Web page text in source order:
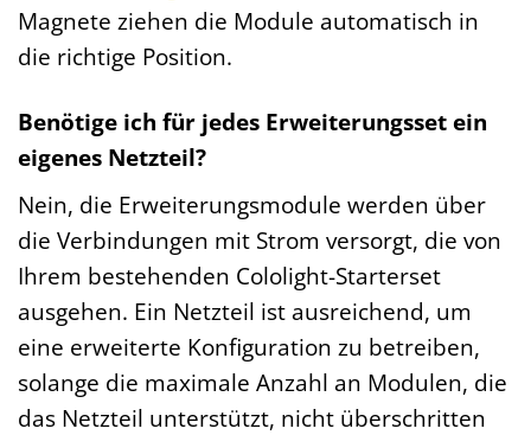
Magnete ziehen die Module automatisch in
die richtige Position.
Benötige ich für jedes Erweiterungsset ein
eigenes Netzteil?
Nein, die Erweiterungsmodule werden über
die Verbindungen mit Strom versorgt, die von
Ihrem bestehenden Cololight-Starterset
ausgehen. Ein Netzteil ist ausreichend, um
eine erweiterte Konfiguration zu betreiben,
solange die maximale Anzahl an Modulen, die
das Netzteil unterstützt, nicht überschritten